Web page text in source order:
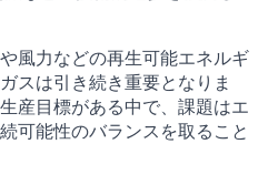
風力などの再生可能エネルギ
スは引き続き重要となりま
産目標がある中で、課題はエ
可能性のバランスを取ること